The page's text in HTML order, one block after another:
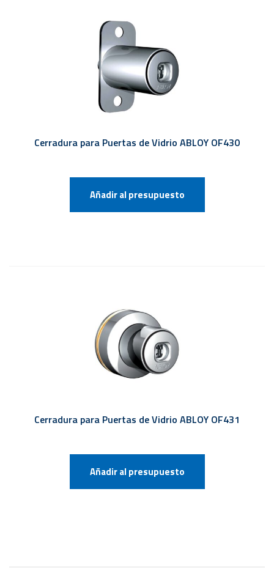
Cerradura para Puertas de Vidrio ABLOY OF430
Añadir al presupuesto
Cerradura para Puertas de Vidrio ABLOY OF431
Añadir al presupuesto